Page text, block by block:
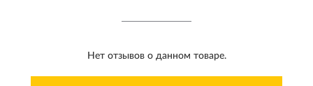
Нет отзывов о данном товаре.